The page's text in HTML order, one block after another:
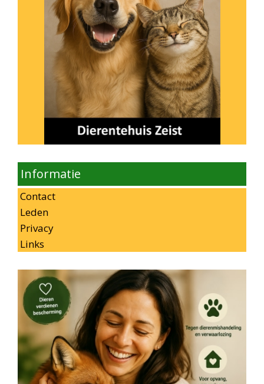
Informatie
Contact
Leden
Privacy
Links